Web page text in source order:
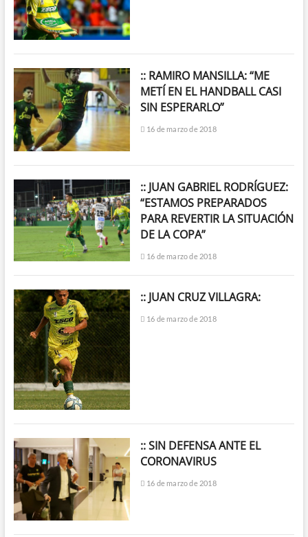
:: RAMIRO MANSILLA: “ME
METÍ EN EL HANDBALL CASI
SIN ESPERARLO”
16 de marzo de 2018
:: JUAN GABRIEL RODRÍGUEZ:
“ESTAMOS PREPARADOS
PARA REVERTIR LA SITUACIÓN
DE LA COPA”
16 de marzo de 2018
:: JUAN CRUZ VILLAGRA:
16 de marzo de 2018
:: SIN DEFENSA ANTE EL
CORONAVIRUS
16 de marzo de 2018